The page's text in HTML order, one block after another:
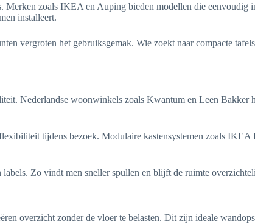
zoals IKEA en Auping bieden modellen die eenvoudig
installeert.
vergroten het gebruiksgemak. Wie zoekt naar compacte
Nederlandse woonwinkels zoals Kwantum en Leen Bakker
tijdens bezoek. Modulaire kastensystemen zoals IKEA
labels. Zo vindt men sneller spullen en blijft de ruimte
overzicht zonder de vloer te belasten. Dit zijn ideale